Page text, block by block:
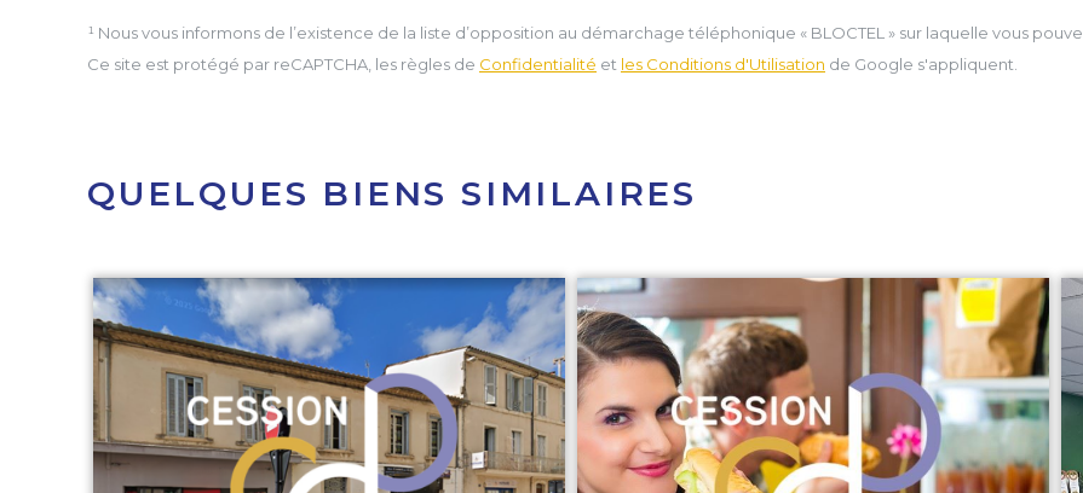
¹ Nous vous informons de l’existence de la liste d’opposition au démarchage téléphonique « BLOCTEL » sur laquelle vous
Ce site est protégé par reCAPTCHA, les règles de Confidentialité et les Conditions d'Utilisation de Google s'appliquent.
QUELQUES BIENS SIMILAIRES